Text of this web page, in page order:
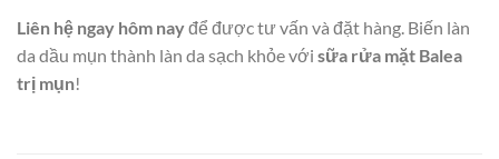
Liên hệ ngay hôm nayđể được tư vấn và đặt hàng. Biến làn
da dầu mụn thành làn da sạch khỏe với sữa rửa mặt Balea
trị mụn!